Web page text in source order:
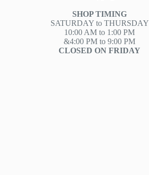
SHOP TIMING
SATURDAY to THURSDAY
10:00 AM to 1:00 PM
&4:00 PM to 9:00 PM
CLOSED ON FRIDAY